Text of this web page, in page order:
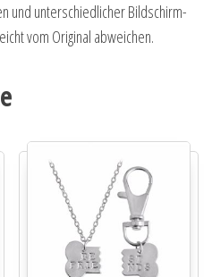
und unterschiedlicher Bildschirm-
vom Original abweichen.